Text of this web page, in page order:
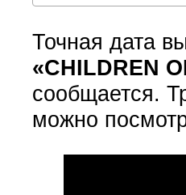
Точная дата
«CHILDREN
сообщается.
можно